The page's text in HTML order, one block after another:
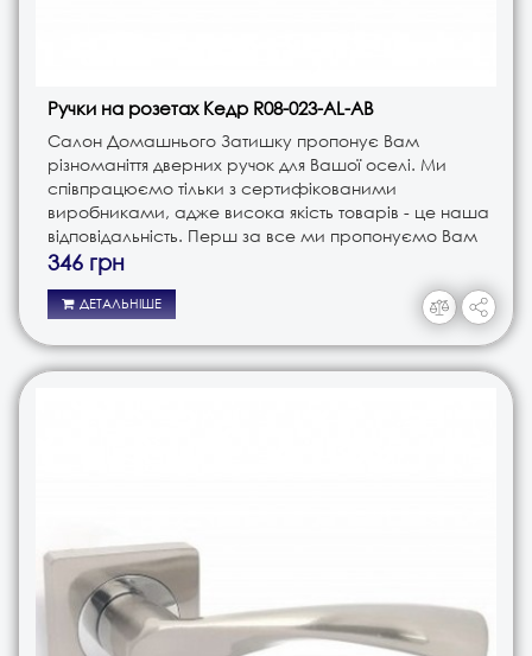
Ручки на розетах Кедр R08-023-AL-AB
Салон Домашнього Затишку пропонує Вам
різноманіття дверних ручок для Вашої оселі. Ми
співпрацюємо тільки з сертифікованими
виробниками, адже висока якість товарів - це наша
відповідальність. Перш за все ми пропонуємо Вам
ручки різного типу. Це і ручки на планці, і ручки на
розеті, і ручки кноби. В з..
346 грн
ДЕТАЛЬНІШЕ